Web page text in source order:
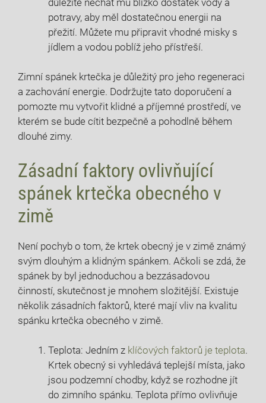
potravy, aby měl dostatečnou energii na
přežití. Můžete mu připravit vhodné misky s
jídlem a vodou poblíž jeho přístřeší.
Zimní spánek krtečka je důležitý pro jeho regeneraci
a zachování energie. Dodržujte tato doporučení a
pomozte mu vytvořit klidné a příjemné prostředí, ve
kterém se bude cítit bezpečně a pohodlně během
dlouhé zimy.
Zásadní faktory ovlivňující
spánek krtečka obecného v
zimě
Není pochyb o tom, že krtek obecný je v zimě známý
svým dlouhým a klidným spánkem. Ačkoli se zdá, že
spánek by byl jednoduchou a bezzásadovou
činností, skutečnost je mnohem složitější. Existuje
několik zásadních faktorů, které mají vliv na kvalitu
spánku krtečka obecného v zimě.
Teplota: Jedním z klíčových faktorů je teplota.
Krtek obecný si vyhledává teplejší místa, jako
jsou podzemní chodby, když se rozhodne jít
do zimního spánku. Teplota přímo ovlivňuje